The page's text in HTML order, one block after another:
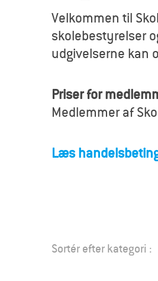
l
e
o
g
o
l
Velkommen til
skolebestyrelser
udgivelserne kan
Priser for
Medlemmer af
Læs
Sortér efter kategori :